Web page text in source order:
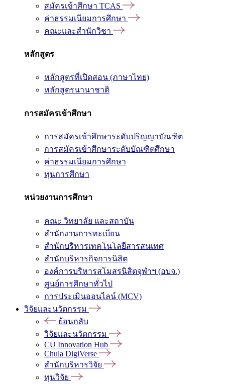
สมัครเข้าศึกษา TCAS
ค่าธรรมเนียมการศึกษา
คณะและสำนักวิชา
หลักสูตร
หลักสูตรที่เปิดสอน (ภาษาไทย)
หลักสูตรนานาชาติ
การสมัครเข้าศึกษา
การสมัครเข้าศึกษาระดับปริญญาบัณฑิต
การสมัครเข้าศึกษาระดับบัณฑิตศึกษา
ค่าธรรมเนียมการศึกษา
ทุนการศึกษา
หน่วยงานการศึกษา
คณะ วิทยาลัย และสถาบัน
สำนักงานการทะเบียน
สำนักบริหารเทคโนโลยีสารสนเทศ
สำนักบริหารกิจการนิสิต
องค์การบริหารสโมสรนิสิตจุฬาฯ (อบจ.)
ศูนย์การศึกษาทั่วไป
การประเมินออนไลน์ (MCV)
วิจัยและนวัตกรรม
ย้อนกลับ
วิจัยและนวัตกรรม
CU Innovation Hub
Chula DigiVerse
สำนักบริหารวิจัย
ทุนวิจัย